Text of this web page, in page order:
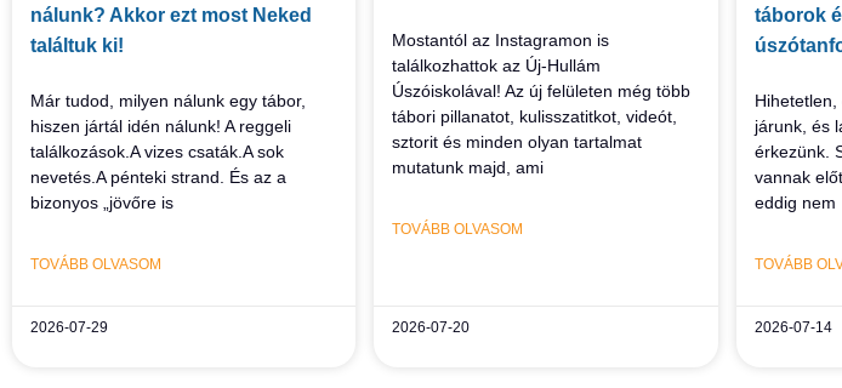
nálunk? Akkor ezt most Neked
találtuk ki!
Már tudod, milyen nálunk egy tábor,
hiszen jártál idén nálunk! A reggeli
találkozások.A vizes csaták.A sok
nevetés.A pénteki strand. És az a
bizonyos „jövőre is
TOVÁBB OLVASOM
2026-07-29
Mostantól az Instagramon is
találkozhattok az Új-Hullám
Úszóiskolával! Az új felületen még több
tábori pillanatot, kulisszatitkot, videót,
sztorit és minden olyan tartalmat
mutatunk majd, ami
TOVÁBB OLVASOM
2026-07-20
táborok
járunk, és
érkezünk.
vannak
eddig nem
TOVÁBB
2026-07-14